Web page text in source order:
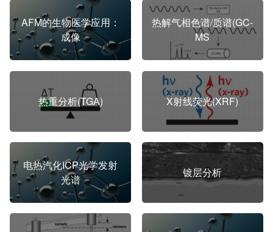
AFM的生物医学应用：
成像
热解气相色谱/质谱(GC-
MS
热重分析(TGA) X射线荧光(XRF)
电热汽化ICP光学发射
光谱
镀层分析